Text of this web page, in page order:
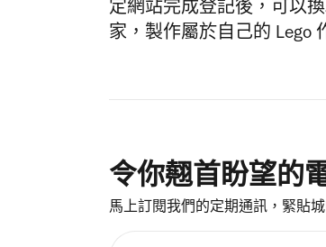
定網站完成登記後，可以
家，製作屬於自己的 Lego
令你翹首盼望的
馬上訂閱我們的定期通訊，緊貼